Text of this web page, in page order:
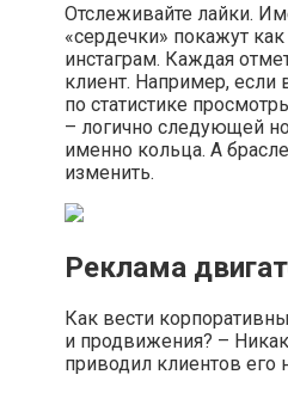
Отслеживайте лайки.
«сердечки» покажут
инстаграм. Каждая
клиент. Например, если
по статистике
– логично следующей
именно кольца. А
изменить.
Реклама
Как вести
и продвижения? –
приводил клиентов его